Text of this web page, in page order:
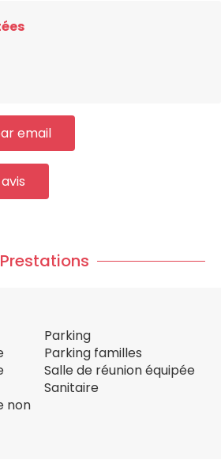
email
Prestations
non
Parking
Parking familles
Salle de réunion équipée
Sanitaire